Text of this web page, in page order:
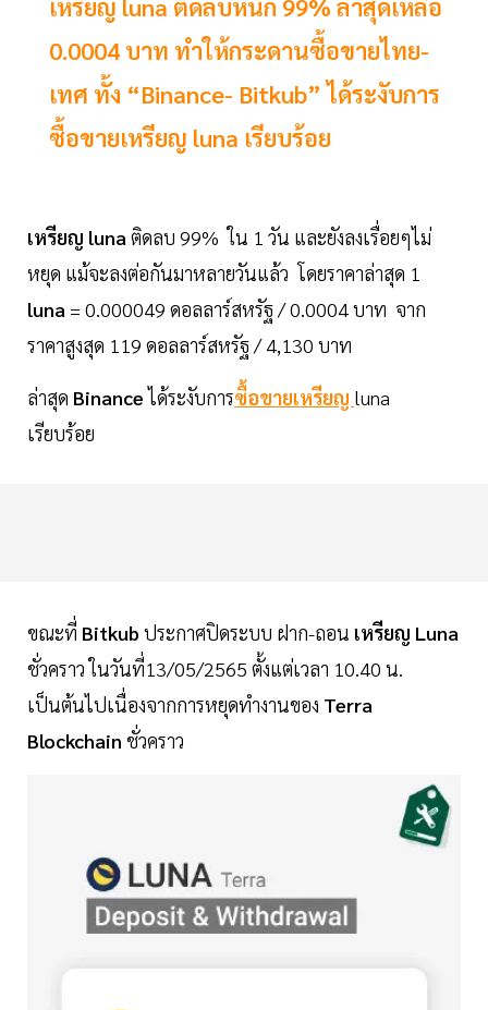
เหรียญ luna ติดลบหนัก 99% ล่าสุดเหลือ
0.0004 บาท ทำให้กระดานซื้อขายไทย-
เทศ ทั้ง “Binance- Bitkub” ได้ระงับการ
ซื้อขายเหรียญ luna เรียบร้อย
เหรียญ luna ติดลบ 99% ใน 1 วัน และยังลงเรื่อยๆไม่
หยุด แม้จะลงต่อกันมาหลายวันแล้ว โดยราคาล่าสุด 1
luna = 0.000049 ดอลลาร์สหรัฐ / 0.0004 บาท จาก
ราคาสูงสุด 119 ดอลลาร์สหรัฐ / 4,130 บาท
ล่าสุด Binanceได้ระงับการซื้อขายเหรียญ luna
เรียบร้อย
ขณะที่ Bitkub ประกาศปิดระบบ ฝาก-ถอน เหรียญ Luna
ชั่วคราว ในวันที่13/05/2565 ตั้งแต่เวลา 10.40 น.
เป็นต้นไปเนื่องจากการหยุดทำงานของ Terra
Blockchain ชั่วคราว